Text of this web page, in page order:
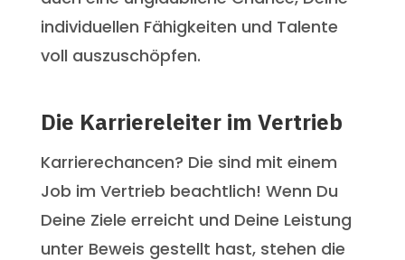
individuellen Fähigkeiten und Talente
voll auszuschöpfen.
Die Karriereleiter im Vertrieb
Karrierechancen? Die sind mit einem
Job im Vertrieb beachtlich! Wenn Du
Deine Ziele erreicht und Deine Leistung
unter Beweis gestellt hast, stehen die